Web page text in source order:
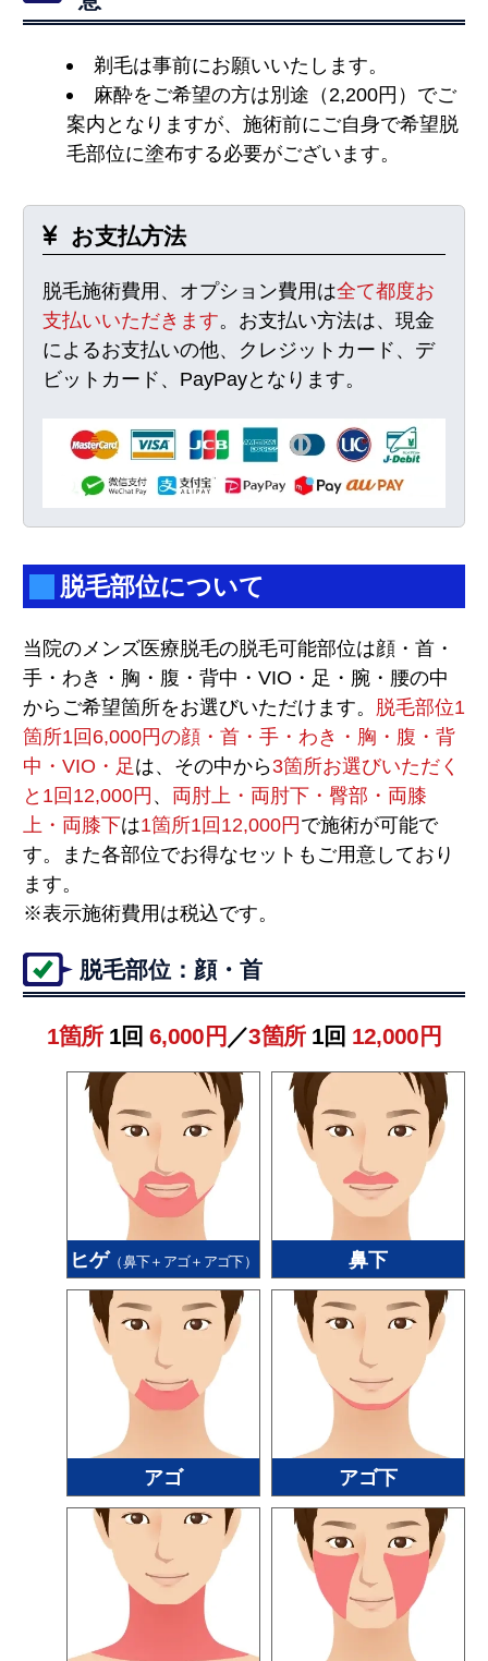
剃毛は事前にお願いいたします。
麻酔をご希望の方は別途（2,200円）でご
案内となりますが、施術前にご自身で希望脱
毛部位に塗布する必要がございます。
お支払方法
脱毛施術費用、オプション費用は全て都度お
支払いいただきます。お支払い方法は、現金
によるお支払いの他、クレジットカード、デ
ビットカード、PayPayとなります。
脱毛部位について
当院のメンズ医療脱毛の脱毛可能部位は顔・首・
手・わき・胸・腹・背中・VIO・足・腕・腰の中
からご希望箇所をお選びいただけます。 脱毛部位1
箇所1回6,000円の顔・首・手・わき・胸・腹・背
中・VIO・足は、その中から3箇所お選びいただく
と1回12,000円、 両肘上・両肘下・臀部・両膝
上・両膝下は1箇所1回12,000円で施術が可能で
す。また各部位でお得なセットもご用意しており
ます。
※表示施術費用は税込です。
脱毛部位：顔・首
1箇所1回6,000円 ／3箇所1回 12,000円
ヒゲ （鼻下＋アゴ＋アゴ下） 鼻下
アゴ アゴ下